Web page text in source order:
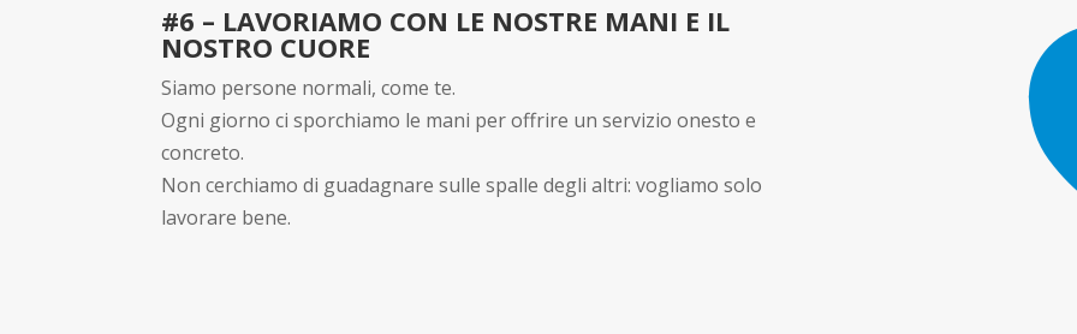
#6 – LAVORIAMO CON LE NOSTRE MANI E IL
NOSTRO CUORE
Siamo persone normali, come te.
Ogni giorno ci sporchiamo le mani per offrire un servizio onesto e
concreto.
Non cerchiamo di guadagnare sulle spalle degli altri: vogliamo solo
lavorare bene.